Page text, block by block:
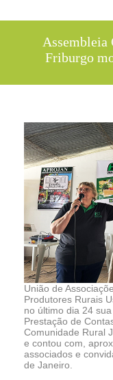
Assembleia
Friburgo
União de
Produtores Rurais
no último dia 24
Prestação de
Comunidade Rural
e contou com,
associados e
de Janeiro.